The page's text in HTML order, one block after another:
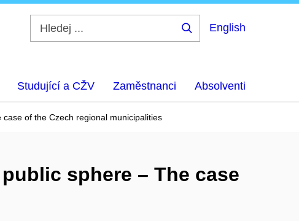
English
Studující a CŽV Zaměstnanci Absolventi
of the Czech regional municipalities
sphere – The case